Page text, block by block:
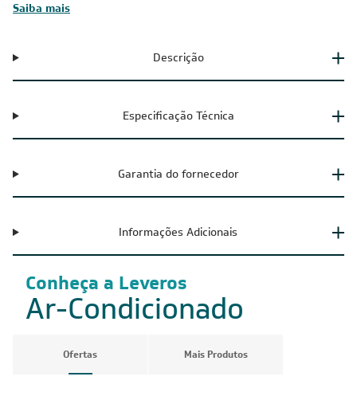
Saiba mais
Descrição
Especificação Técnica
Garantia do fornecedor
Informações Adicionais
Conheça a Leveros
Ar-Condicionado
Ofertas Mais Produtos